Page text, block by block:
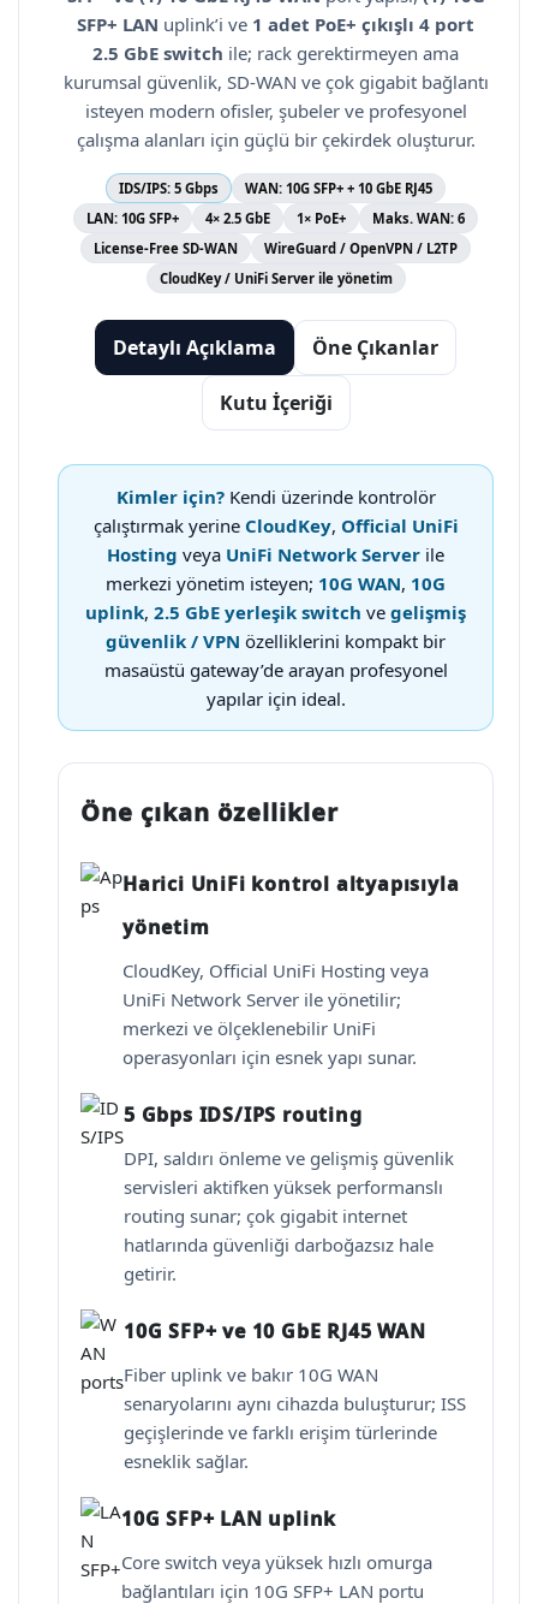
SFP+ LAN uplink’i ve 1 adet PoE+ çıkışlı 4 port
2.5 GbE switch ile; rack gerektirmeyen ama
kurumsal güvenlik, SD-WAN ve çok gigabit bağlantı
isteyen modern ofisler, şubeler ve profesyonel
çalışma alanları için güçlü bir çekirdek oluşturur.
IDS/IPS: 5 Gbps
WAN: 10G SFP+ + 10 GbE RJ45
LAN: 10G SFP+
4× 2.5 GbE 1× PoE+
Maks. WAN: 6
License-Free SD-WAN
WireGuard / OpenVPN / L2TP
CloudKey / UniFi Server ile yönetim
Detaylı Açıklama Öne Çıkanlar
Kutu İçeriği
Kimler için?Kendi üzerinde kontrolör
çalıştırmak yerine CloudKey, Official UniFi
Hosting veya UniFi Network Server ile
merkezi yönetim isteyen; 10G WAN, 10G
uplink, 2.5 GbE yerleşik switch ve gelişmiş
güvenlik / VPN özelliklerini kompakt bir
masaüstü gateway’de arayan profesyonel
yapılar için ideal.
Öne çıkan özellikler
Harici UniFi kontrol altyapısıyla
yönetim
CloudKey, Official UniFi Hosting veya
UniFi Network Server ile yönetilir;
merkezi ve ölçeklenebilir UniFi
operasyonları için esnek yapı sunar.
5 Gbps IDS/IPS routing
DPI, saldırı önleme ve gelişmiş güvenlik
servisleri aktifken yüksek performanslı
routing sunar; çok gigabit internet
hatlarında güvenliği darboğazsız hale
getirir.
10G SFP+ ve 10 GbE RJ45 WAN
Fiber uplink ve bakır 10G WAN
senaryolarını aynı cihazda buluşturur; ISS
geçişlerinde ve farklı erişim türlerinde
esneklik sağlar.
10G SFP+ LAN uplink
Core switch veya yüksek hızlı omurga
bağlantıları için 10G SFP+ LAN portu